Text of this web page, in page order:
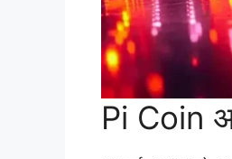
Pi Coin